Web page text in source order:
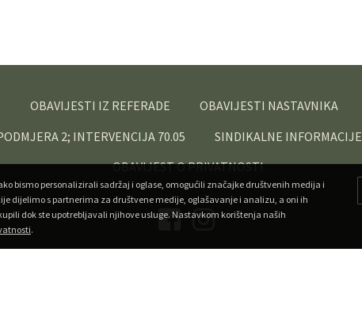
OBAVIJESTI IZ REFERADE OBAVIJESTI NASTAVNIKA
2; INTERVENCIJA 70.05 SINDIKALNE INFORMACIJE
OBAVIJEST O PRIVATNOSTI
bismo personalizirali sadržaj i oglase, omogućili značajke društvenih medija i
dijelimo s partnerima za društvene medije, oglašavanje i analizu, a oni ih
dok ste upotrebljavali njihove usluge. Nastavkom korištenja naših
.